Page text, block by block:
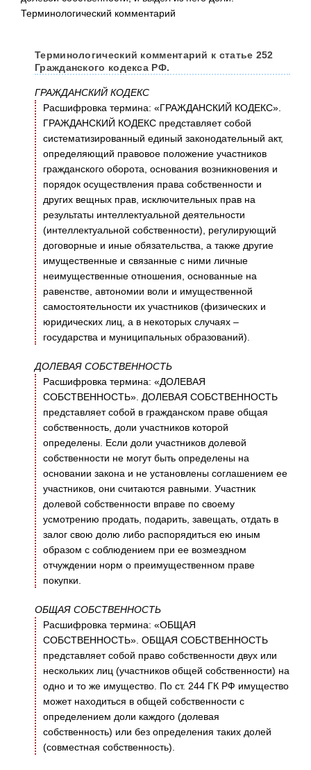
Терминологический комментарий к статье 252
Гражданского кодекса РФ.
ГРАЖДАНСКИЙ КОДЕКС
Расшифровка термина: «ГРАЖДАНСКИЙ КОДЕКС».
ГРАЖДАНСКИЙ КОДЕКС представляет собой
систематизированный единый законодательный акт,
определяющий правовое положение участников
гражданского оборота, основания возникновения и
порядок осуществления права собственности и
других вещных прав, исключительных прав на
результаты интеллектуальной деятельности
(интеллектуальной собственности), регулирующий
договорные и иные обязательства, а также другие
имущественные и связанные с ними личные
неимущественные отношения, основанные на
равенстве, автономии воли и имущественной
самостоятельности их участников (физических и
юридических лиц, а в некоторых случаях –
государства и муниципальных образований).
ДОЛЕВАЯ СОБСТВЕННОСТЬ
Расшифровка термина: «ДОЛЕВАЯ
СОБСТВЕННОСТЬ». ДОЛЕВАЯ СОБСТВЕННОСТЬ
представляет собой в гражданском праве общая
собственность, доли участников которой
определены. Если доли участников долевой
собственности не могут быть определены на
основании закона и не установлены соглашением ее
участников, они считаются равными. Участник
долевой собственности вправе по своему
усмотрению продать, подарить, завещать, отдать в
залог свою долю либо распорядиться ею иным
образом с соблюдением при ее возмездном
отчуждении норм о преимущественном праве
покупки.
ОБЩАЯ СОБСТВЕННОСТЬ
Расшифровка термина: «ОБЩАЯ
СОБСТВЕННОСТЬ». ОБЩАЯ СОБСТВЕННОСТЬ
представляет собой право собственности двух или
нескольких лиц (участников общей собственности) на
одно и то же имущество. По ст. 244 ГК РФ имущество
может находиться в общей собственности с
определением доли каждого (долевая
собственность) или без определения таких долей
(совместная собственность).